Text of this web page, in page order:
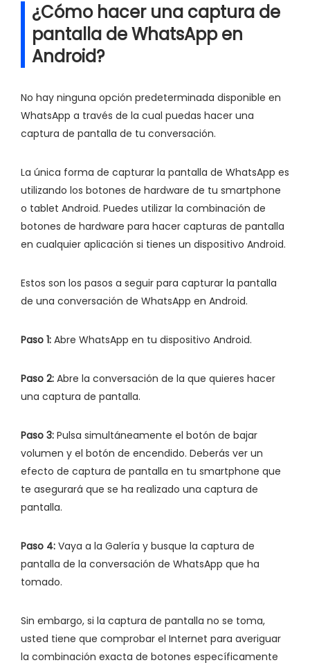
¿Cómo hacer una captura de
pantalla de WhatsApp en
Android?
No hay ninguna opción predeterminada disponible en
WhatsApp a través de la cual puedas hacer una
captura de pantalla de tu conversación.
La única forma de capturar la pantalla de WhatsApp es
utilizando los botones de hardware de tu smartphone
o tablet Android. Puedes utilizar la combinación de
botones de hardware para hacer capturas de pantalla
en cualquier aplicación si tienes un dispositivo Android.
Estos son los pasos a seguir para capturar la pantalla
de una conversación de WhatsApp en Android.
Paso 1: Abre WhatsApp en tu dispositivo Android.
Paso 2: Abre la conversación de la que quieres hacer
una captura de pantalla.
Paso 3: Pulsa simultáneamente el botón de bajar
volumen y el botón de encendido. Deberás ver un
efecto de captura de pantalla en tu smartphone que
te asegurará que se ha realizado una captura de
pantalla.
Paso 4: Vaya a la Galería y busque la captura de
pantalla de la conversación de WhatsApp que ha
tomado.
Sin embargo, si la captura de pantalla no se toma,
usted tiene que comprobar el Internet para averiguar
la combinación exacta de botones específicamente